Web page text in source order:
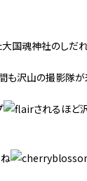
国魂神社のしだれ
も沢山の撮影隊が
されるほど